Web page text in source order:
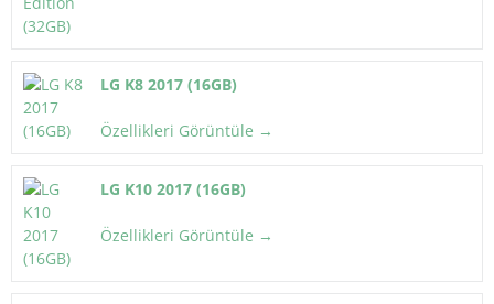
LG K8 2017 (16GB)
Özellikleri Görüntüle →
LG K10 2017 (16GB)
Özellikleri Görüntüle →